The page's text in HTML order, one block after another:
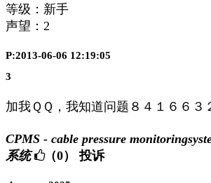
等级：新手
声望： 2
P:2013-06-06 12:19:05
3
加我ＱＱ，我知道问题８４１６６３
CPMS - cable pressure
系统
（0） 投诉